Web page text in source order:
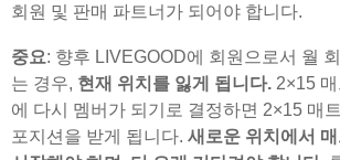
회원 및 판매 파트너가 되어야 합니다.
중요: 향후 LIVEGOOD에 회원으로서 월
는 경우, 현재 위치를 잃게 됩니다. 2×15
에 다시 멤버가 되기로 결정하면 2×15 매
포지션을 받게 됩니다. 새로운 위치에서